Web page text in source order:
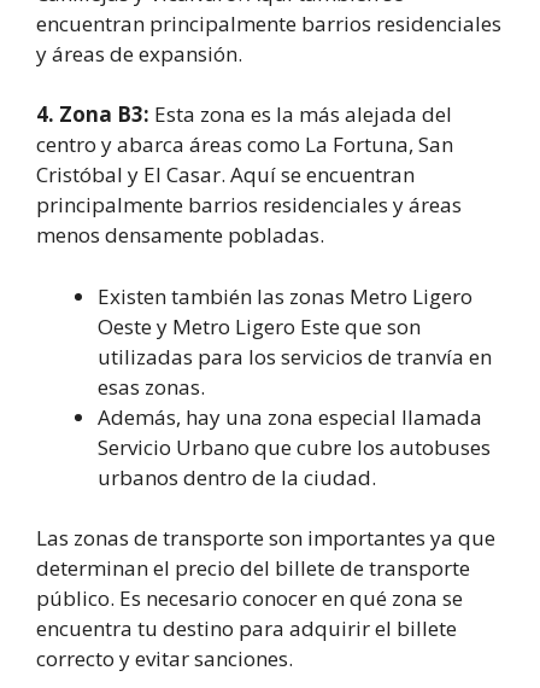
encuentran principalmente barrios residenciales
y áreas de expansión.
4. Zona B3: Esta zona es la más alejada del
centro y abarca áreas como La Fortuna, San
Cristóbal y El Casar. Aquí se encuentran
principalmente barrios residenciales y áreas
menos densamente pobladas.
Existen también las zonas Metro Ligero
Oeste y Metro Ligero Este que son
utilizadas para los servicios de tranvía en
esas zonas.
Además, hay una zona especial llamada
Servicio Urbano que cubre los autobuses
urbanos dentro de la ciudad.
Las zonas de transporte son importantes ya que
determinan el precio del billete de transporte
público. Es necesario conocer en qué zona se
encuentra tu destino para adquirir el billete
correcto y evitar sanciones.